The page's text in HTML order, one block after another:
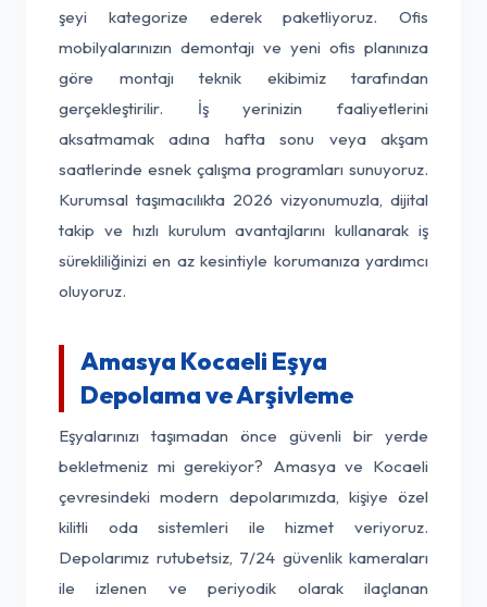
şeyi kategorize ederek paketliyoruz. Ofis
mobilyalarınızın demontajı ve yeni ofis planınıza
göre montajı teknik ekibimiz tarafından
gerçekleştirilir. İş yerinizin faaliyetlerini
aksatmamak adına hafta sonu veya akşam
saatlerinde esnek çalışma programları sunuyoruz.
Kurumsal taşımacılıkta 2026 vizyonumuzla, dijital
takip ve hızlı kurulum avantajlarını kullanarak iş
sürekliliğinizi en az kesintiyle korumanıza yardımcı
oluyoruz.
Amasya Kocaeli Eşya
Depolama ve Arşivleme
Eşyalarınızı taşımadan önce güvenli bir yerde
bekletmeniz mi gerekiyor? Amasya ve Kocaeli
çevresindeki modern depolarımızda, kişiye özel
kilitli oda sistemleri ile hizmet veriyoruz.
Depolarımız rutubetsiz, 7/24 güvenlik kameraları
ile izlenen ve periyodik olarak ilaçlanan